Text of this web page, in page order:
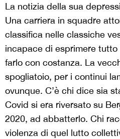
La notizia della sua
Una carriera in squadre
classifica nelle classiche
incapace di esprimere
farlo con costanza. La
spogliatoio, per i continui
ovunque. C’è chi dice sia
Covid si era riversato su
2020, ad abbatterlo. Chi
violenza di quel lutto